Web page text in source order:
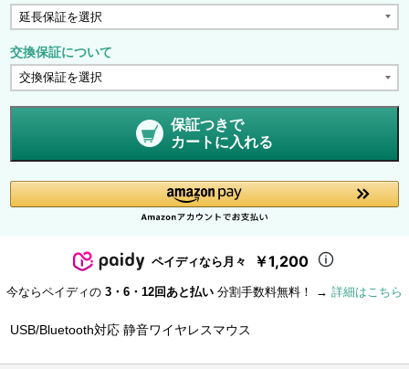
交換保証について
保証つきで
カートに入れる
ペイディなら月々 ￥1,200
今ならペイディの 3・6・12回あと払い 分割手数料無料！ → 詳細はこちら
USB/Bluetooth対応 静音ワイヤレスマウス